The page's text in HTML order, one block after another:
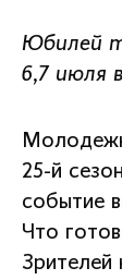
Юбилей
6,7 июля
25-й
событие
Что
Зрителей